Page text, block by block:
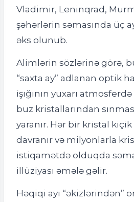
Vladimir, Leninqrad,
şəhərlərin səmasında üç
əks olunub.
Alimlərin sözlərinə görə,
“saxta ay” adlanan optik
işığının yuxarı
buz kristallarından
yaranır. Hər bir kristal
davranır və milyonlarla
istiqamətdə olduqda
illüziyası əmələ gəlir.
Həqiqi ayı “əkizlərindən”